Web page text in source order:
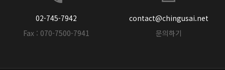
02-745-7942
Fax : 070-7500-7941
contact@chingusai.net
문의하기